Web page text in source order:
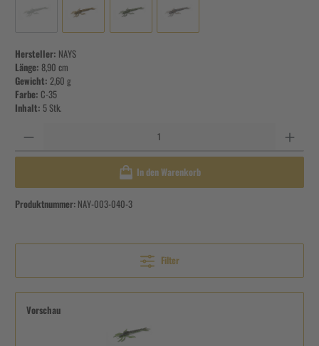
Hersteller: NAYS
Länge: 8,90 cm
Gewicht: 2,60 g
Farbe: C-35
Inhalt: 5 Stk.
In den Warenkorb
Produktnummer: NAY-003-040-3
Filter
Vorschau